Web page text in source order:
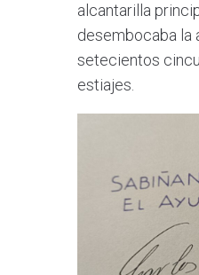
alcantarilla
desembocaba la
setecientos
estiajes.